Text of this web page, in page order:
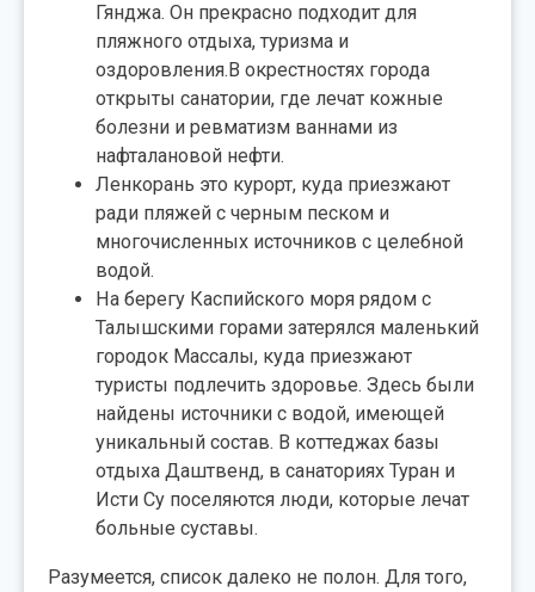
Гянджа. Он прекрасно подходит для
пляжного отдыха, туризма и
оздоровления.В окрестностях города
открыты санатории, где лечат кожные
болезни и ревматизм ваннами из
нафталановой нефти.
Ленкорань это курорт, куда приезжают
ради пляжей с черным песком и
многочисленных источников с целебной
водой.
На берегу Каспийского моря рядом с
Талышскими горами затерялся маленький
городок Массалы, куда приезжают
туристы подлечить здоровье. Здесь были
найдены источники с водой, имеющей
уникальный состав. В коттеджах базы
отдыха Даштвенд, в санаториях Туран и
Исти Су поселяются люди, которые лечат
больные суставы.
Разумеется, список далеко не полон. Для того,